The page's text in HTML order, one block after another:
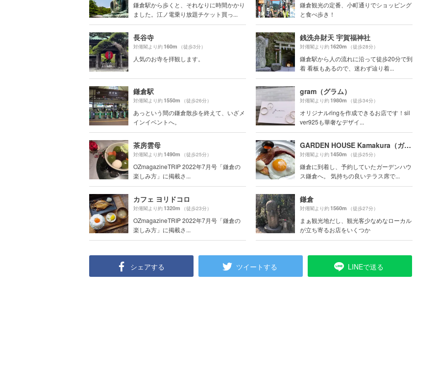
鎌倉駅から歩くと、それなりに時間かかり
ました。江ノ電乗り放題チケット買っ...
鎌倉観光の定番、小町通りでショッピング
と食べ歩き！
長谷寺
対僊閣より約160m （徒歩3分）
人気のお寺を拝観します。
銭洗弁財天 宇賀福神社
対僊閣より約1620m （徒歩28分）
鎌倉駅から人の流れに沿って徒歩20分で到
着 看板もあるので、迷わず辿り着...
鎌倉駅
対僊閣より約1550m （徒歩26分）
あっという間の鎌倉散歩を終えて、いざメ
インイベントへ。
gram（グラム）
対僊閣より約1980m （徒歩34分）
オリジナルringを作成できるお店です！sil
ver925も華奢なデザイ...
茶房雲母
対僊閣より約1490m （徒歩25分）
OZmagazineTRIP 2022年7月号「鎌倉の
楽しみ方」に掲載さ...
GARDEN HOUSE Kamakura（ガーデンハウス）
対僊閣より約1450m （徒歩25分）
鎌倉に到着し、予約していたガーデンハウ
ス鎌倉へ。 気持ちの良いテラス席で...
カフェ ヨリドコロ
対僊閣より約1320m （徒歩23分）
OZmagazineTRIP 2022年7月号「鎌倉の
楽しみ方」に掲載さ...
鎌倉
対僊閣より約1560m （徒歩27分）
まぁ観光地だし、観光客少なめなローカル
が立ち寄るお店をいくつか
シェアする ツイートする LINEで送る